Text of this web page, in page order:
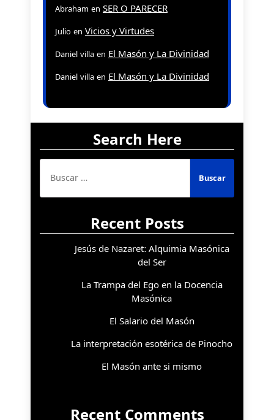
Abraham en SER O PARECER
Julio en Vicios y Virtudes
Daniel villaen El Masón y La Divinidad
Daniel villaen El Masón y La Divinidad
Search Here
Buscar:
Recent Posts
Jesús de Nazaret: Alquimia Masónica
del Ser
La Trampa del Ego en la Docencia
Masónica
El Salario del Masón
La interpretación esotérica de Pinocho
El Masón ante si mismo